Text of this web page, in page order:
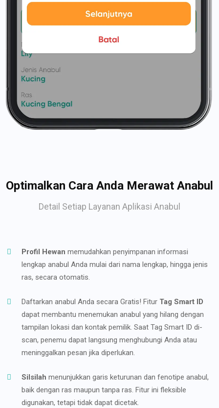
Optimalkan Cara Anda Merawat Anabul
Detail Setiap Layanan Aplikasi Anabul
Profil Hewan memudahkan penyimpanan informasi
lengkap anabul Anda mulai dari nama lengkap, hingga jenis
ras, secara otomatis.
Daftarkan anabul Anda secara Gratis! Fitur Tag Smart ID
dapat membantu menemukan anabul yang hilang dengan
tampilan lokasi dan kontak pemilik. Saat Tag Smart ID di-
scan, penemu dapat langsung menghubungi Anda atau
meninggalkan pesan jika diperlukan.
Silsilah menunjukkan garis keturunan dan fenotipe anabul,
baik dengan ras maupun tanpa ras. Fitur ini fleksible
digunakan, tetapi tidak dapat dicetak.